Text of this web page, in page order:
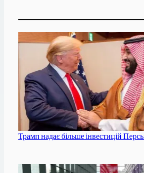
Трамп надає більше інвестицій